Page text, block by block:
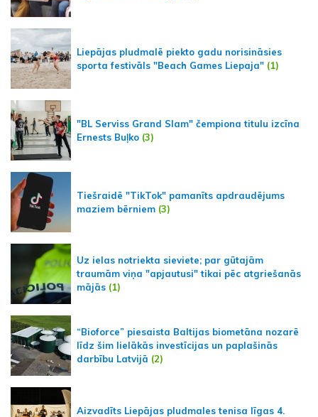
Liepājas pludmalē piekto gadu norisināsies
sporta festivāls "Beach Games Liepaja" (1)
"BL Serviss Grand Slam" čempiona titulu izcīna
Ernests Buļko (3)
Tiešraidē "TikTok" pamanīts apdraudējums
maziem bērniem (3)
Uz ielas notriekta sieviete; par gūtajām
traumām viņa "apjautusi" tikai pēc atgriešanās
mājās (1)
“Bioforce” piesaista Baltijas biometāna nozarē
līdz šim lielākās investīcijas un paplašinās
darbību Latvijā (2)
Aizvadīts Liepājas pludmales tenisa līgas 4.